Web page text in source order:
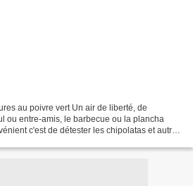
au poivre vert Un air de liberté, de
ou entre-amis, le barbecue ou la plancha
c'est de détester les chipolatas et autres